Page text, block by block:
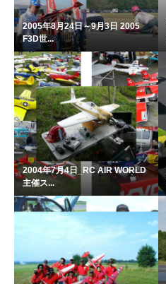
2005年8月24日～9月3日 2005
F3D世...
2004年7月4日_RC AIR WORLD
主催ス...